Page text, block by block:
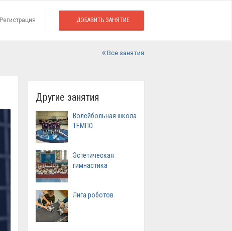
Регистрация ДОБАВИТЬ ЗАНЯТИЕ
Все занятия
Другие занятия
Волейбольная школа
ТЕМПО
Эстетическая
гимнастика
Лига роботов